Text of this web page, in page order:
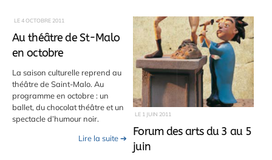
LE4 OCTOBRE 2011
Au théâtre de St-Malo
en octobre
La saison culturelle reprend au
théâtre de Saint-Malo. Au
programme en octobre : un
ballet, du chocolat théâtre et un
spectacle d’humour noir.
Lire la suite ➔
LE 1 JUIN 2011
Forum des arts du 3 au 5
juin